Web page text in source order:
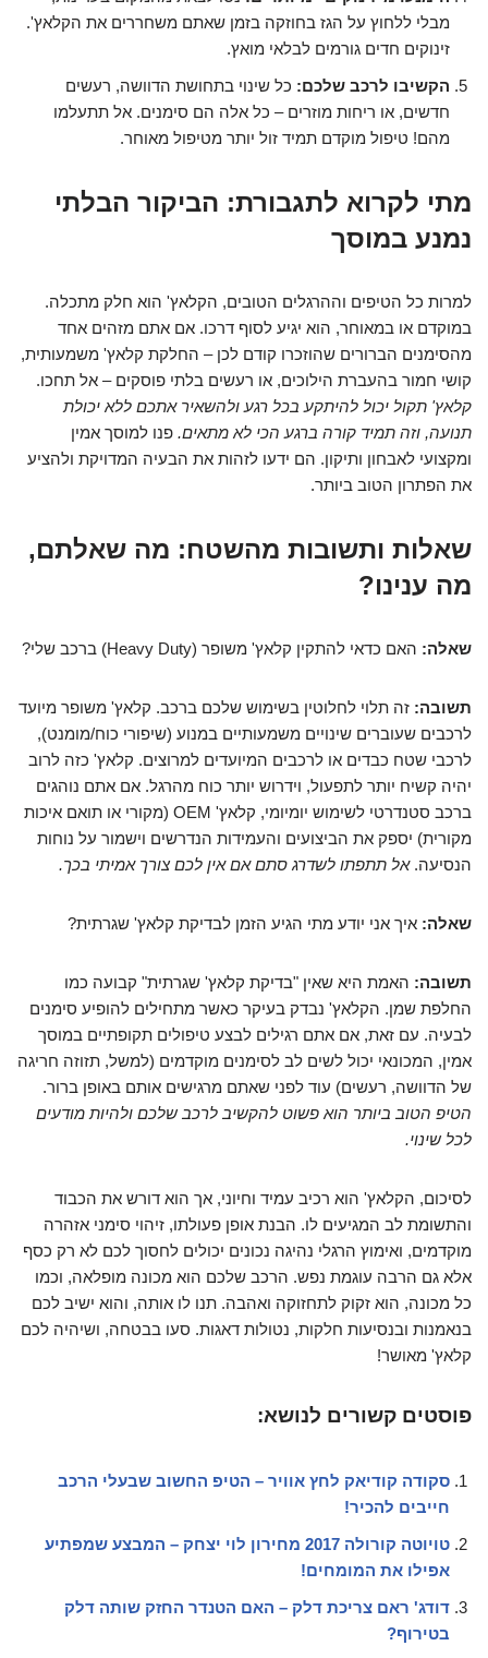
מבלי ללחוץ על הגז בחוזקה בזמן שאתם משחררים את הקלאץ'.
זינוקים חדים גורמים לבלאי מואץ.
הקשיבו לרכב שלכם: כל שינוי בתחושת הדוושה, רעשים
חדשים, או ריחות מוזרים – כל אלה הם סימנים. אל תתעלמו
מהם! טיפול מוקדם תמיד זול יותר מטיפול מאוחר.
מתי לקרוא לתגבורת: הביקור הבלתי
נמנע במוסך
למרות כל הטיפים וההרגלים הטובים, הקלאץ' הוא חלק מתכלה.
במוקדם או במאוחר, הוא יגיע לסוף דרכו. אם אתם מזהים אחד
מהסימנים הברורים שהוזכרו קודם לכן – החלקת קלאץ' משמעותית,
קושי חמור בהעברת הילוכים, או רעשים בלתי פוסקים – אל תחכו.
קלאץ' תקול יכול להיתקע בכל רגע ולהשאיר אתכם ללא יכולת
תנועה, וזה תמיד קורה ברגע הכי לא מתאים. פנו למוסך אמין
ומקצועי לאבחון ותיקון. הם ידעו לזהות את הבעיה המדויקת ולהציע
את הפתרון הטוב ביותר.
שאלות ותשובות מהשטח: מה שאלתם,
מה ענינו?
שאלה: האם כדאי להתקין קלאץ' משופר (Heavy Duty) ברכב שלי?
תשובה: זה תלוי לחלוטין בשימוש שלכם ברכב. קלאץ' משופר מיועד
לרכבים שעוברים שינויים משמעותיים במנוע (שיפורי כוח/מומנט),
לרכבי שטח כבדים או לרכבים המיועדים למרוצים. קלאץ' כזה לרוב
יהיה קשיח יותר לתפעול, וידרוש יותר כוח מהרגל. אם אתם נוהגים
ברכב סטנדרטי לשימוש יומיומי, קלאץ' OEM (מקורי או תואם איכות
מקורית) יספק את הביצועים והעמידות הנדרשים וישמור על נוחות
הנסיעה.אל תתפתו לשדרג סתם אם אין לכם צורך אמיתי בכך.
שאלה: איך אני יודע מתי הגיע הזמן לבדיקת קלאץ' שגרתית?
תשובה: האמת היא שאין "בדיקת קלאץ' שגרתית" קבועה כמו
החלפת שמן. הקלאץ' נבדק בעיקר כאשר מתחילים להופיע סימנים
לבעיה. עם זאת, אם אתם רגילים לבצע טיפולים תקופתיים במוסך
אמין, המכונאי יכול לשים לב לסימנים מוקדמים (למשל, תזוזה חריגה
של הדוושה, רעשים) עוד לפני שאתם מרגישים אותם באופן ברור.
הטיפ הטוב ביותר הוא פשוט להקשיב לרכב שלכם ולהיות מודעים
לכל שינוי.
לסיכום, הקלאץ' הוא רכיב עמיד וחיוני, אך הוא דורש את הכבוד
והתשומת לב המגיעים לו. הבנת אופן פעולתו, זיהוי סימני אזהרה
מוקדמים, ואימוץ הרגלי נהיגה נכונים יכולים לחסוך לכם לא רק כסף
אלא גם הרבה עוגמת נפש. הרכב שלכם הוא מכונה מופלאה, וכמו
כל מכונה, הוא זקוק לתחזוקה ואהבה. תנו לו אותה, והוא ישיב לכם
בנאמנות ובנסיעות חלקות, נטולות דאגות. סעו בבטחה, ושיהיה לכם
קלאץ' מאושר!
פוסטים קשורים לנושא:
סקודה קודיאק לחץ אוויר – הטיפ החשוב שבעלי הרכב
חייבים להכיר!
טויוטה קורולה 2017 מחירון לוי יצחק – המבצע שמפתיע
אפילו את המומחים!
דודג' ראם צריכת דלק – האם הטנדר החזק שותה דלק
בטירוף?